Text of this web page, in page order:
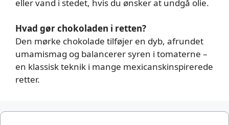
eller vand i stedet, hvis du ønsker at undgå olie.
Hvad gør chokoladen i retten?
Den mørke chokolade tilføjer en dyb, afrundet
umamismag og balancerer syren i tomaterne –
en klassisk teknik i mange mexicanskinspirerede
retter.